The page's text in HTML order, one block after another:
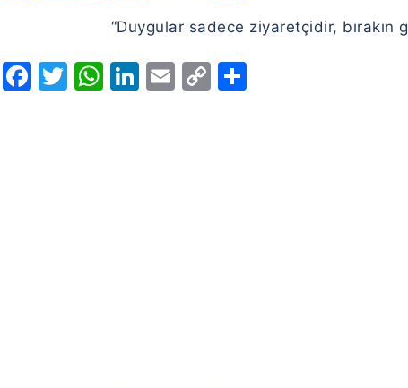
“Duygular sadece ziyaretçidir, bırakın
Facebook
Twitter
WhatsApp
LinkedIn
Email
CopyShare